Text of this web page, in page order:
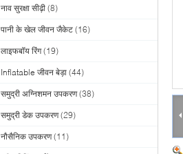
नाव सुरक्षा सीढ़ी (8)
पानी के खेल जीवन जैकेट (16)
लाइफबॉय रिंग (19)
Inflatable जीवन बेड़ा (44)
समुद्री अग्निशमन उपकरण (38)
समुद्री डेक उपकरण (29)
नौसैनिक उपकरण (11)